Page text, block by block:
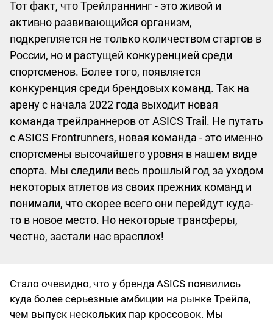
Тот факт, что Трейлраннинг - это живой и
активно развивающийся организм,
подкрепляется не только количеством стартов в
России, но и растущей конкуренцией среди
спортсменов. Более того, появляется
конкуренция среди брендовых команд. Так на
арену с начала 2022 года выходит новая
команда трейлраннеров от ASICS Trail. Не путать
с ASICS Frontrunners, новая команда - это именно
спортсмены высочайшего уровня в нашем виде
спорта. Мы следили весь прошлый год за уходом
некоторых атлетов из своих прежних команд и
понимали, что скорее всего они перейдут куда-
то в новое место. Но некоторые трансферы,
честно, застали нас врасплох!
Стало очевидно, что у бренда ASICS появились
куда более серьезные амбиции на рынке Трейла,
чем выпуск нескольких пар кроссовок. Мы